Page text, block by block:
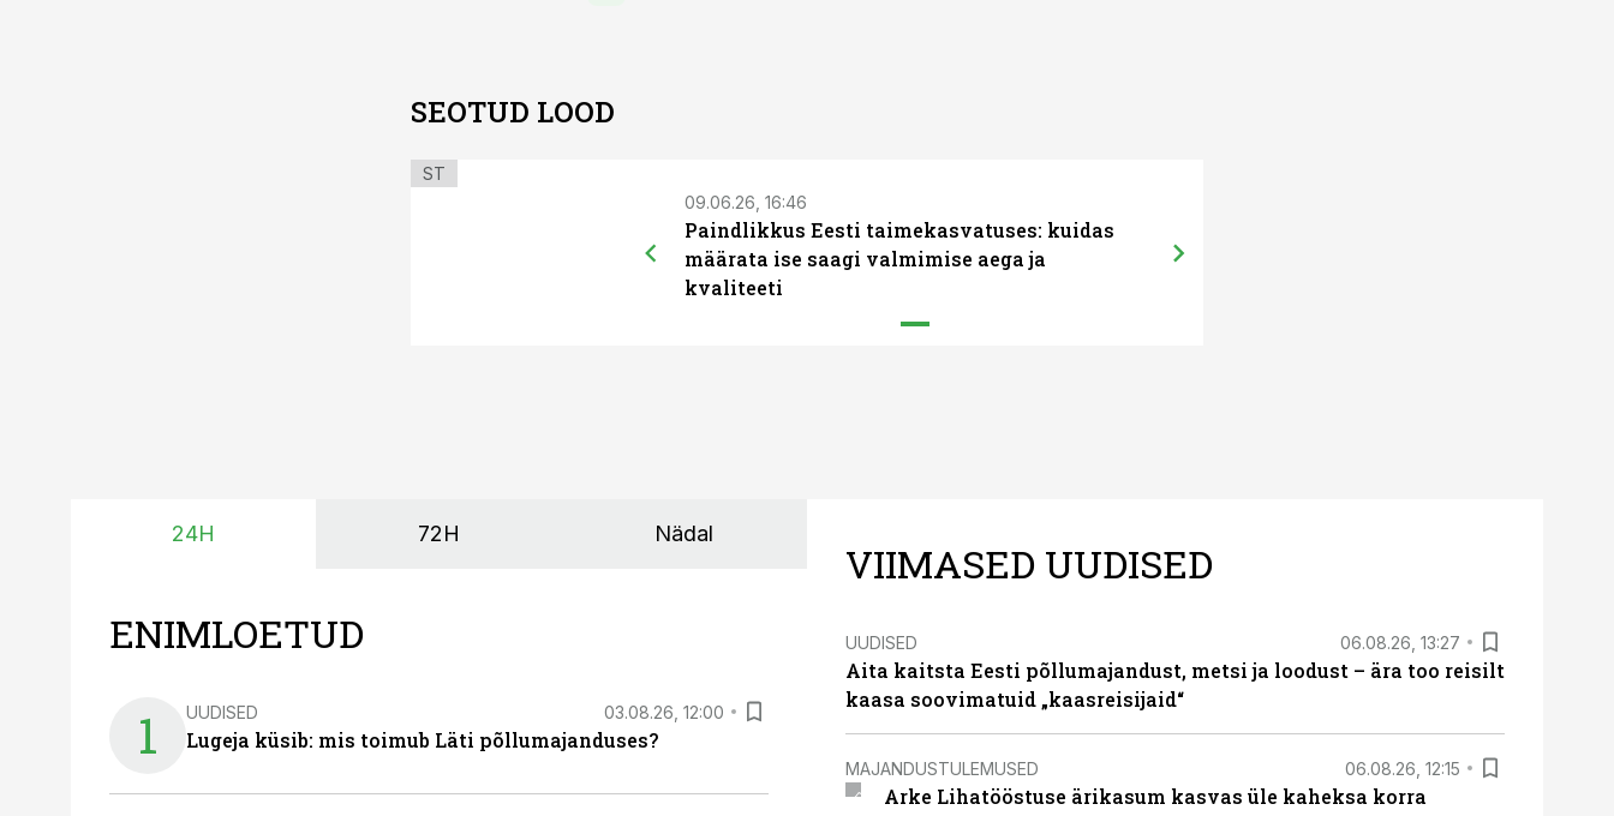
SEOTUD LOOD
ST
09.06.26, 16:46
Paindlikkus Eesti taimekasvatuses: kuidas
määrata ise saagi valmimise aega ja
kvaliteeti
24H 72H Nädal
ENIMLOETUD
1 UUDISED 03.08.26, 12:00
Lugeja küsib: mis toimub Läti põllumajanduses?
VIIMASED UUDISED
UUDISED 06.08.26, 13:27
Aita kaitsta Eesti põllumajandust, metsi ja loodust – ära too reisilt
kaasa soovimatuid „kaasreisijaid“
MAJANDUSTULEMUSED 06.08.26, 12:15
Arke Lihatööstuse ärikasum kasvas üle kaheksa korra